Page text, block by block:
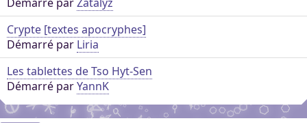
Crypte [textes apocryphes]
Démarré par Liria
Les tablettes de Tso Hyt-Sen
Démarré parYannK